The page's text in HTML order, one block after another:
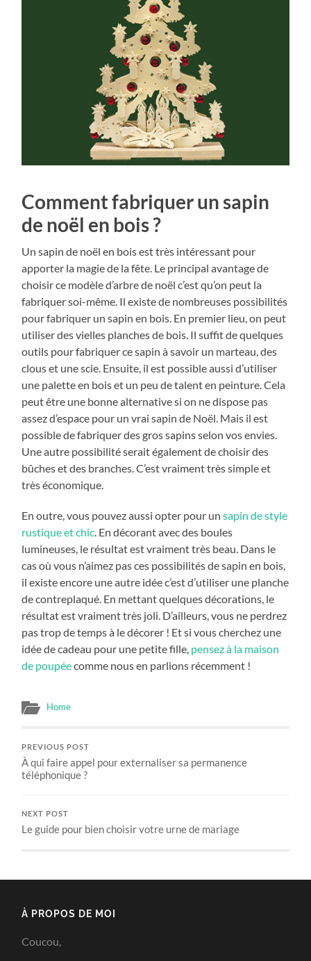
Comment fabriquer un sapin
de noël en bois ?
Un sapin de noël en bois est très intéressant pour
apporter la magie de la fête. Le principal avantage de
choisir ce modèle d’arbre de noël c’est qu’on peut la
fabriquer soi-même. Il existe de nombreuses possibilités
pour fabriquer un sapin en bois. En premier lieu, on peut
utiliser des vielles planches de bois. Il suffit de quelques
outils pour fabriquer ce sapin à savoir un marteau, des
clous et une scie. Ensuite, il est possible aussi d’utiliser
une palette en bois et un peu de talent en peinture. Cela
peut être une bonne alternative si on ne dispose pas
assez d’espace pour un vrai sapin de Noël. Mais il est
possible de fabriquer des gros sapins selon vos envies.
Une autre possibilité serait également de choisir des
bûches et des branches. C’est vraiment très simple et
très économique.
En outre, vous pouvez aussi opter pour unsapin de style
rustique et chic. En décorant avec des boules
lumineuses, le résultat est vraiment très beau. Dans le
cas où vous n’aimez pas ces possibilités de sapin en bois,
il existe encore une autre idée c’est d’utiliser une planche
de contreplaqué. En mettant quelques décorations, le
résultat est vraiment très joli. D’ailleurs, vous ne perdrez
pas trop de temps à le décorer ! Et si vous cherchez une
idée de cadeau pour une petite fille, pensez à la maison
de poupéecomme nous en parlions récemment !
Home
PREVIOUS POST
À qui faire appel pour externaliser sa permanence
téléphonique ?
NEXT POST
Le guide pour bien choisir votre urne de mariage
À PROPOS DE MOI
Coucou,